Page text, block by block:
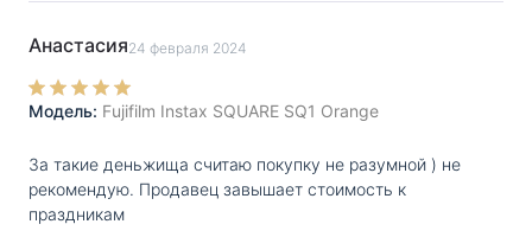
Анастасия24 февраля 2024
Модель: Fujifilm Instax SQUARE SQ1 Orange
За такие деньжища считаю покупку не разумной ) не
рекомендую. Продавец завышает стоимость к
праздникам